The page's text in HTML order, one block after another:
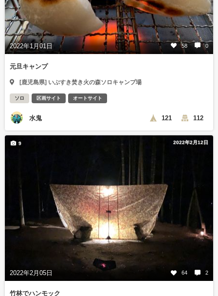
2022年1月01日 58 0
元旦キャンプ
[鹿児島県] いぶすき焚き火の森ソロキャンプ場
ソロ 区画サイト オートサイト
水鬼 121 112
2022年2月12日
2022年2月05日 64 2
9
竹林でハンモック